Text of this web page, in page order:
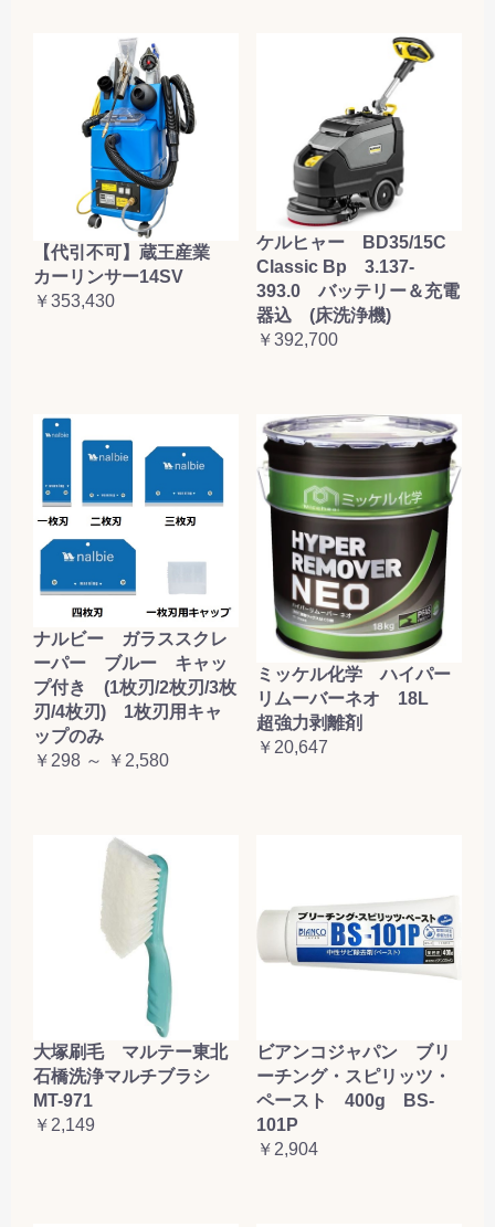
【代引不可】蔵王産業
カーリンサー14SV
￥353,430
ケルヒャー BD35/15C
Classic Bp 3.137-
393.0 バッテリー＆充電
器込 (床洗浄機)
￥392,700
ナルビー ガラススクレ
ーパー ブルー キャッ
プ付き (1枚刃/2枚刃/3枚
刃/4枚刃) 1枚刃用キャ
ップのみ
￥298 ～ ￥2,580
ミッケル化学 ハイパー
リムーバーネオ 18L
超強力剥離剤
￥20,647
大塚刷毛 マルテー東北
石橋洗浄マルチブラシ
MT-971
￥2,149
ビアンコジャパン ブリ
ーチング・スピリッツ・
ペースト 400g BS-
101P
￥2,904